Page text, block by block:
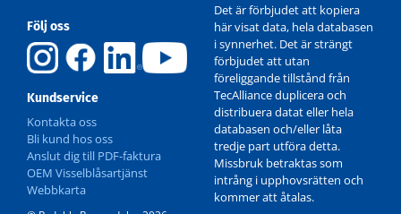
Följ oss
Kundservice
Kontakta oss
Bli kund hos oss
Anslut dig till PDF-faktura
OEM Visselblåsartjänst
Webbkarta
Det är förbjudet att kopiera
här visat data, hela databasen
i synnerhet. Det är strängt
förbjudet att utan
föreliggande tillstånd från
TecAlliance duplicera och
distribuera datat eller hela
databasen och/eller låta
tredje part utföra detta.
Missbruk betraktas som
intrång i upphovsrätten och
kommer att åtalas.